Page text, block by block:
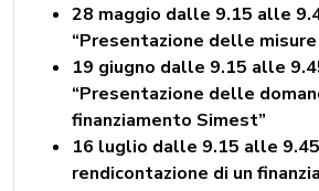
28 maggio dalle 9.15 alle
“Presentazione delle
19 giugno dalle 9.15 alle
“Presentazione delle
finanziamento Simest”
16 luglio dalle 9.15 alle
rendicontazione di un